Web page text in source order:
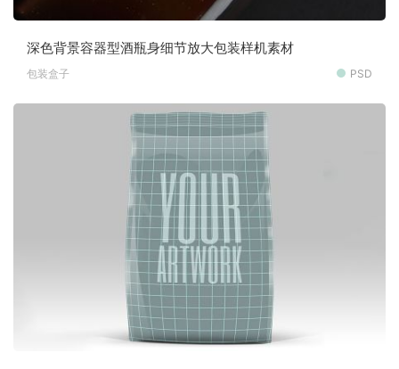
深色背景容器型酒瓶身细节放大包装样机素材
包装盒子 PSD